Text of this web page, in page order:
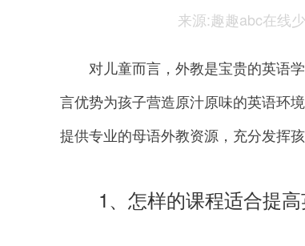
来源:趣趣abc在线
对儿童而言，外教是宝贵的英语学
言优势为孩子营造原汁原味的英语环
提供专业的母语外教资源，充分发挥
1、怎样的课程适合提高